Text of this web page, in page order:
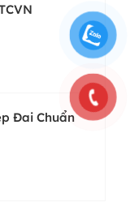
Đai Chuẩn